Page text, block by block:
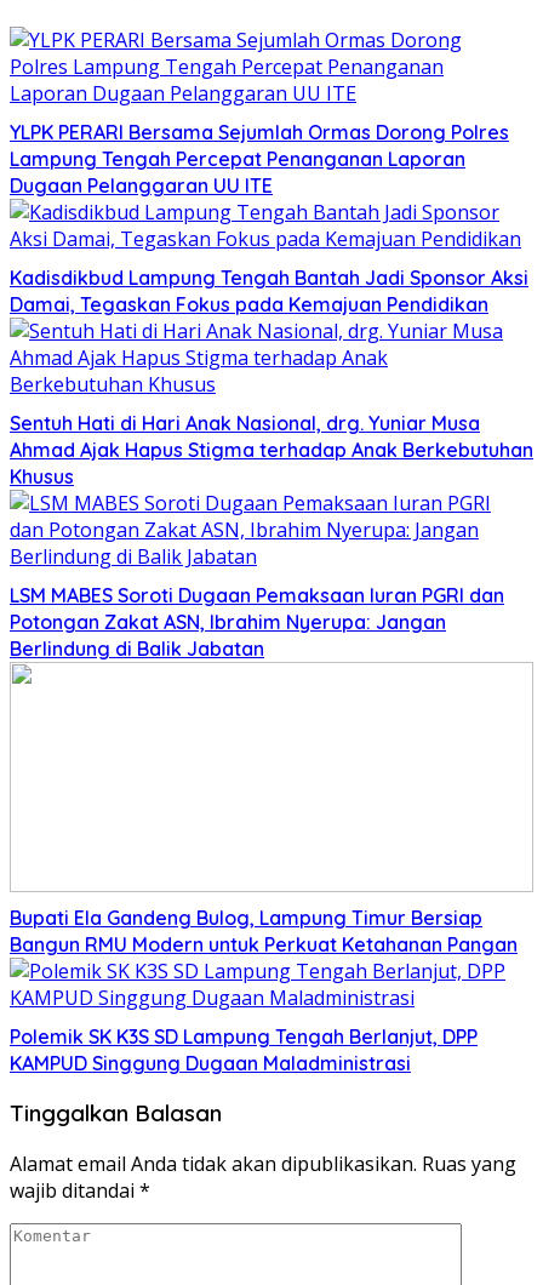
YLPK PERARI Bersama Sejumlah Ormas Dorong Polres
Lampung Tengah Percepat Penanganan Laporan
Dugaan Pelanggaran UU ITE
Kadisdikbud Lampung Tengah Bantah Jadi Sponsor Aksi
Damai, Tegaskan Fokus pada Kemajuan Pendidikan
Sentuh Hati di Hari Anak Nasional, drg. Yuniar Musa
Ahmad Ajak Hapus Stigma terhadap Anak Berkebutuhan
Khusus
LSM MABES Soroti Dugaan Pemaksaan Iuran PGRI dan
Potongan Zakat ASN, Ibrahim Nyerupa: Jangan
Berlindung di Balik Jabatan
Bupati Ela Gandeng Bulog, Lampung Timur Bersiap
Bangun RMU Modern untuk Perkuat Ketahanan Pangan
Polemik SK K3S SD Lampung Tengah Berlanjut, DPP
KAMPUD Singgung Dugaan Maladministrasi
Tinggalkan Balasan
Alamat email Anda tidak akan dipublikasikan. Ruas yang
wajib ditandai *